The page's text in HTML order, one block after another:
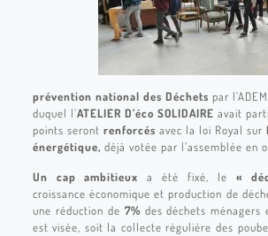
prévention national des Déchets par
duquel l’ATELIER D’éco SOLIDAIRE avait
points seront renforcés avec la loi Royal sur
énergétique, déjà votée par l’assemblée en
Un cap ambitieux a été fixé, le «
croissance économique et production de
une réduction de 7% des déchets ménagers
est visée, soit la collecte régulière des